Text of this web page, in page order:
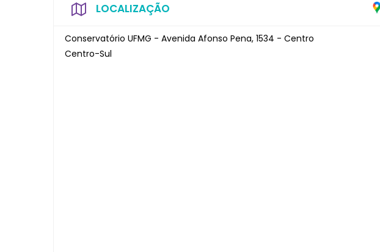
LOCALIZAÇÃO
Conservatório UFMG - Avenida Afonso Pena, 1534 - Centro
Centro-Sul